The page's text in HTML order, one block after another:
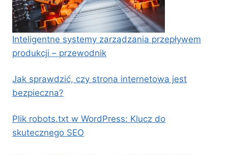
Inteligentne systemy zarządzania przepływem
produkcji – przewodnik
Jak sprawdzić, czy strona internetowa jest
bezpieczna?
Plik robots.txt w WordPress: Klucz do
skutecznego SEO